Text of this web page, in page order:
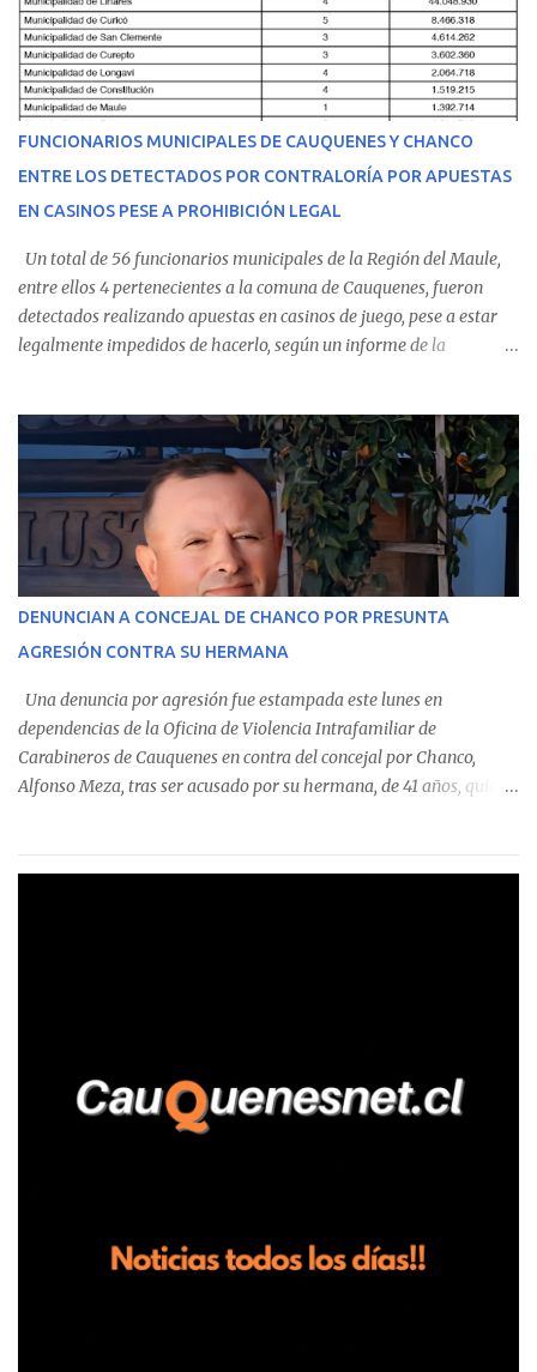
Regional de Talca y dado la urgencia la ambulancia partió hacia
Talca con escolta de Carabineros. En medio del traslado, el
estudiante de medicina de 25 años, se agravó y pese a los esfuerzos
del personal de emergencia terminó falleciendo, sin alcanzar a
recibir atención especializada en el centro de destino. Apenas se
conoció la gravedad de su condición, sus padres —residentes en
Villarrica— se trasladaron a Cauquenes con la esperanza de una
evolución favorable. No obstante, alrededo...
FUNCIONARIOS MUNICIPALES DE CAUQUENES Y CHANCO
ENTRE LOS DETECTADOS POR CONTRALORÍA POR APUESTAS
EN CASINOS PESE A PROHIBICIÓN LEGAL
Un total de 56 funcionarios municipales de la Región del Maule,
entre ellos 4 pertenecientes a la comuna de Cauquenes, fueron
detectados realizando apuestas en casinos de juego, pese a estar
legalmente impedidos de hacerlo, según un informe de la
estableció que estos funcionarios —quienes administran o
custodian fondos públicos— efectuaron transacciones por un
monto total de $116.075.918 entre enero de 2024 y junio de 2025.
En el detalle regional, se indica que en la comuna de Cauquenes se
identificó a cuatro funcionarios involucrados en este tipo de
operaciones. Asimismo, se precisa que uno de los casos
corresponde a un funcionario de la Municipalidad de Chanco,
detectaron incumplimientos a la normativa vigente. El informe
precisa que la mayor cantidad de dinero apostado se registró en
Talca, donde...
DENUNCIAN A CONCEJAL DE CHANCO POR PRESUNTA
AGRESIÓN CONTRA SU HERMANA
Una denuncia por agresión fue estampada este lunes en
dependencias de la Oficina de Violencia Intrafamiliar de
Carabineros de Cauquenes en contra del concejal por Chanco,
Alfonso Meza, tras ser acusado por su hermana, de 41 años, quien
relató que los hechos ocurrieron cerca de las 11:30 horas en el
trabajadores, el edil descendió del vehículo y, en medio de la
confrontación, la habría tomado de los hombros, empujado al
suelo y agredido con golpes de pies y manos, mientr...